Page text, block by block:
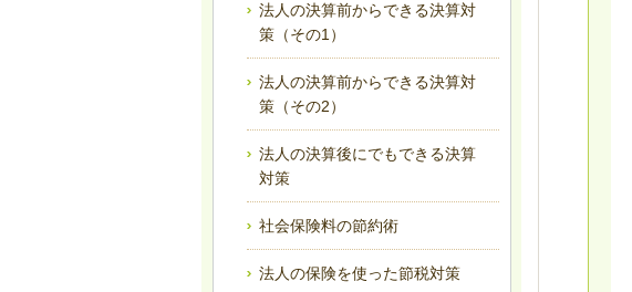
法人の決算前からできる決算対
策（その1）
法人の決算前からできる決算対
策（その2）
法人の決算後にでもできる決算
対策
社会保険料の節約術
法人の保険を使った節税対策